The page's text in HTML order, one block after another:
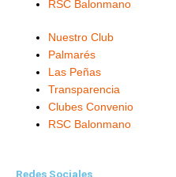
RSC Balonmano
Nuestro Club
Palmarés
Las Peñas
Transparencia
Clubes Convenio
RSC Balonmano
Redes Sociales